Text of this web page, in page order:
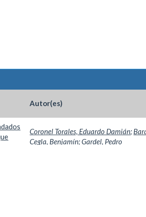
Autor(es)
Coronel Torales, Eduardo Damián;
Cegla, Benjamín;Gardel, Pedro